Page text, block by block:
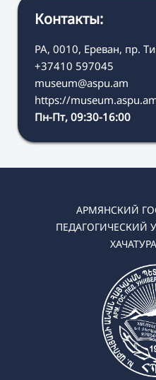
Контакты:
РА, 0010, Ереван, пр.
+37410 597045
museum@aspu.am
https://
Пн-Пт, 09:30-16:00
АРМЯНСКИЙ
ПЕДАГОГИЧЕСКИЙ